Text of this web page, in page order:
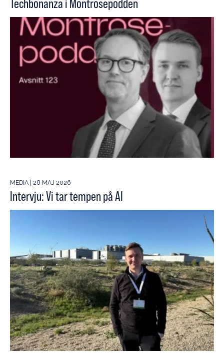
Techbonanza i Montrosepodden
MEDIA | 28 MAJ 2026
Intervju: Vi tar tempen på AI